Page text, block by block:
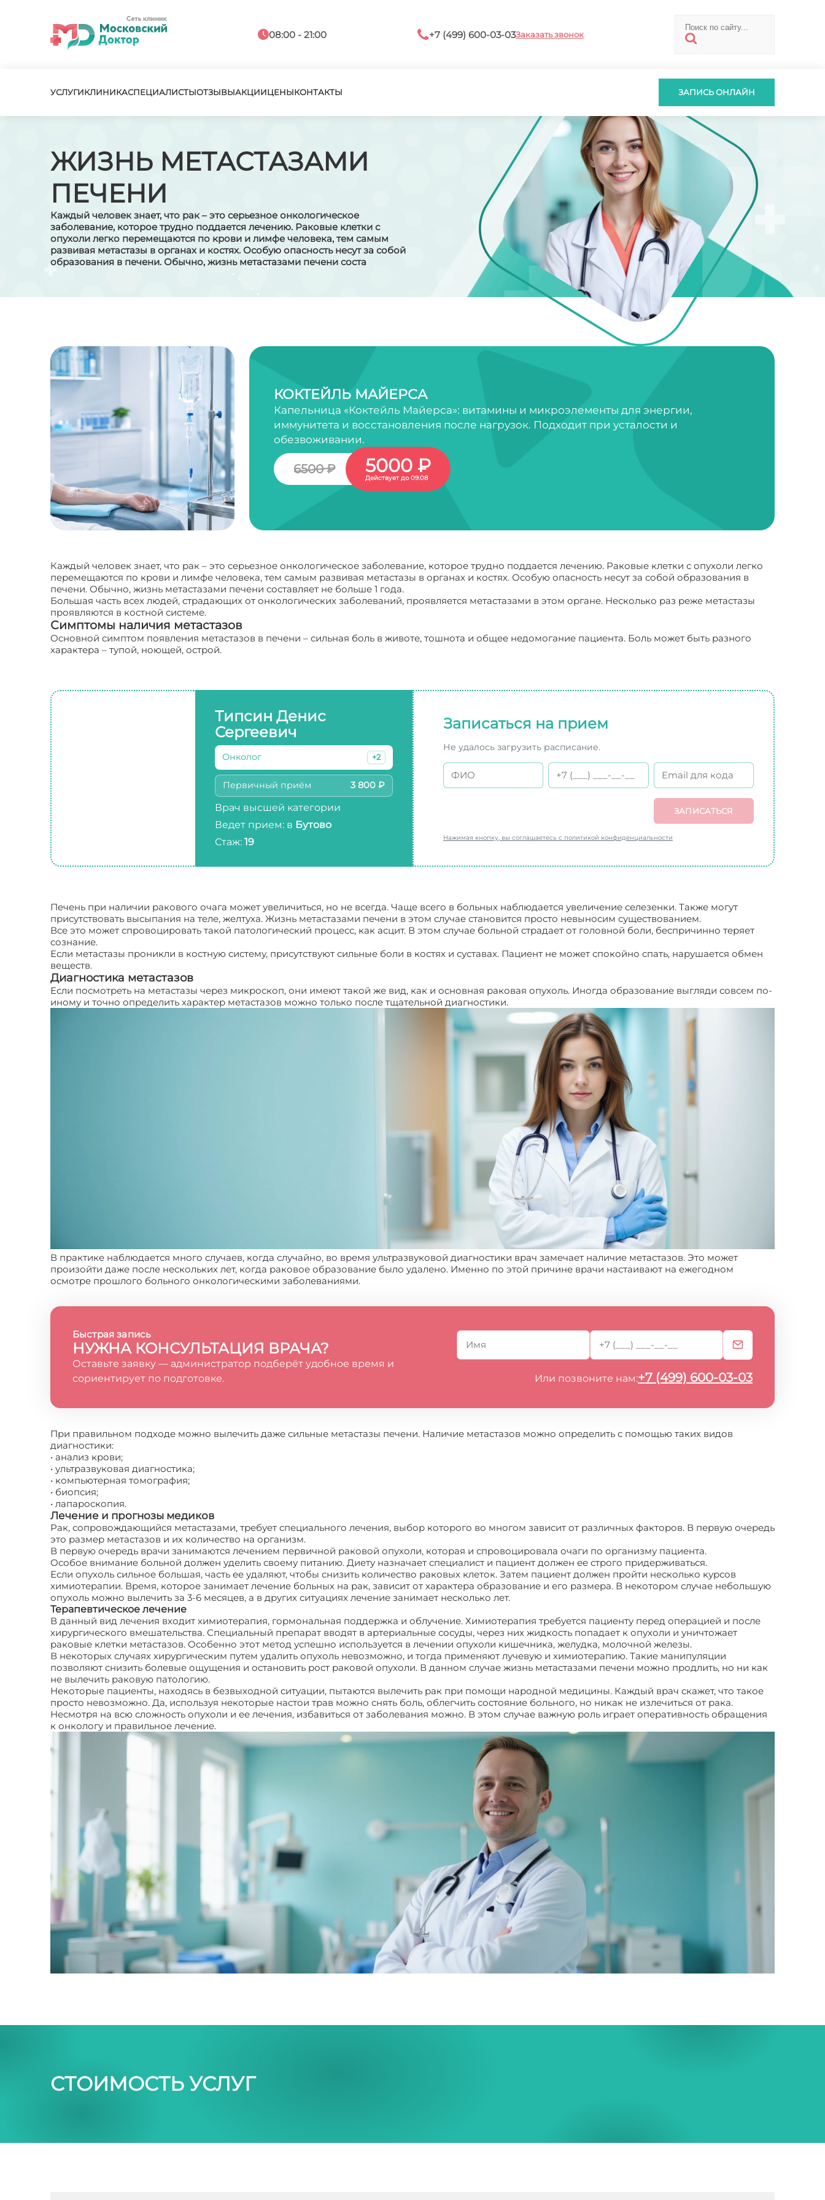
08:00 - 21:00 +7 (499) 600-03-03Заказать звонок
УСЛУГИКЛИНИКАСПЕЦИАЛИСТЫОТЗЫВЫАКЦИИЦЕНЫКОНТАКТЫ ЗАПИСЬ ОНЛАЙН
ЖИЗНЬ МЕТАСТАЗАМИ
ПЕЧЕНИ
Каждый человек знает, что рак – это серьезное онкологическое
заболевание, которое трудно поддается лечению. Раковые клетки с
опухоли легко перемещаются по крови и лимфе человека, тем самым
развивая метастазы в органах и костях. Особую опасность несут за собой
образования в печени. Обычно, жизнь метастазами печени соста
КОКТЕЙЛЬ МАЙЕРСА
Капельница «Коктейль Майерса»: витамины и микроэлементы для энергии,
иммунитета и восстановления после нагрузок. Подходит при усталости и
обезвоживании.
6500 ₽ 5000 ₽
Действует до 09.08
Каждый человек знает, что рак – это серьезное онкологическое заболевание, которое трудно поддается лечению. Раковые клетки с опухоли легко
перемещаются по крови и лимфе человека, тем самым развивая метастазы в органах и костях. Особую опасность несут за собой образования в
печени. Обычно, жизнь метастазами печени составляет не больше 1 года.
Большая часть всех людей, страдающих от онкологических заболеваний, проявляется метастазами в этом органе. Несколько раз реже метастазы
проявляются в костной системе.
Симптомы наличия метастазов
Основной симптом появления метастазов в печени – сильная боль в животе, тошнота и общее недомогание пациента. Боль может быть разного
характера – тупой, ноющей, острой.
Типсин Денис
Сергеевич
Онколог +2
Первичный приём 3 800 ₽
Врач высшей категории
Ведет прием: в Бутово
Стаж: 19
Записаться на прием
Не удалось загрузить расписание.
ЗАПИСАТЬСЯ
Нажимая кнопку, вы соглашаетесь с политикой конфиденциальности
Печень при наличии ракового очага может увеличиться, но не всегда. Чаще всего в больных наблюдается увеличение селезенки. Также могут
присутствовать высыпания на теле, желтуха. Жизнь метастазами печени в этом случае становится просто невыносим существованием.
Все это может спровоцировать такой патологический процесс, как асцит. В этом случае больной страдает от головной боли, беспричинно теряет
сознание.
Если метастазы проникли в костную систему, присутствуют сильные боли в костях и суставах. Пациент не может спокойно спать, нарушается обмен
веществ.
Диагностика метастазов
Если посмотреть на метастазы через микроскоп, они имеют такой же вид, как и основная раковая опухоль. Иногда образование выгляди совсем по-
иному и точно определить характер метастазов можно только после тщательной диагностики.
В практике наблюдается много случаев, когда случайно, во время ультразвуковой диагностики врач замечает наличие метастазов. Это может
произойти даже после нескольких лет, когда раковое образование было удалено. Именно по этой причине врачи настаивают на ежегодном
осмотре прошлого больного онкологическими заболеваниями.
Быстрая запись
НУЖНА КОНСУЛЬТАЦИЯ ВРАЧА?
Оставьте заявку — администратор подберёт удобное время и
сориентирует по подготовке.
Или позвоните нам:+7 (499) 600-03-03
При правильном подходе можно вылечить даже сильные метастазы печени. Наличие метастазов можно определить с помощью таких видов
диагностики:
• анализ крови;
• ультразвуковая диагностика;
• компьютерная томография;
• биопсия;
• лапароскопия.
Лечение и прогнозы медиков
Рак, сопровождающийся метастазами, требует специального лечения, выбор которого во многом зависит от различных факторов. В первую очередь
это размер метастазов и их количество на организм.
В первую очередь врачи занимаются лечением первичной раковой опухоли, которая и спровоцировала очаги по организму пациента.
Особое внимание больной должен уделить своему питанию. Диету назначает специалист и пациент должен ее строго придерживаться.
Если опухоль сильное большая, часть ее удаляют, чтобы снизить количество раковых клеток. Затем пациент должен пройти несколько курсов
химиотерапии. Время, которое занимает лечение больных на рак, зависит от характера образование и его размера. В некотором случае небольшую
опухоль можно вылечить за 3-6 месяцев, а в других ситуациях лечение занимает несколько лет.
Терапевтическое лечение
В данный вид лечения входит химиотерапия, гормональная поддержка и облучение. Химиотерапия требуется пациенту перед операцией и после
хирургического вмешательства. Специальный препарат вводят в артериальные сосуды, через них жидкость попадает к опухоли и уничтожает
раковые клетки метастазов. Особенно этот метод успешно используется в лечении опухоли кишечника, желудка, молочной железы.
В некоторых случаях хирургическим путем удалить опухоль невозможно, и тогда применяют лучевую и химиотерапию. Такие манипуляции
позволяют снизить болевые ощущения и остановить рост раковой опухоли. В данном случае жизнь метастазами печени можно продлить, но ни как
не вылечить раковую патологию.
Некоторые пациенты, находясь в безвыходной ситуации, пытаются вылечить рак при помощи народной медицины. Каждый врач скажет, что такое
просто невозможно. Да, используя некоторые настои трав можно снять боль, облегчить состояние больного, но никак не излечиться от рака.
Несмотря на всю сложность опухоли и ее лечения, избавиться от заболевания можно. В этом случае важную роль играет оперативность обращения
к онкологу и правильное лечение.
СТОИМОСТЬ УСЛУГ